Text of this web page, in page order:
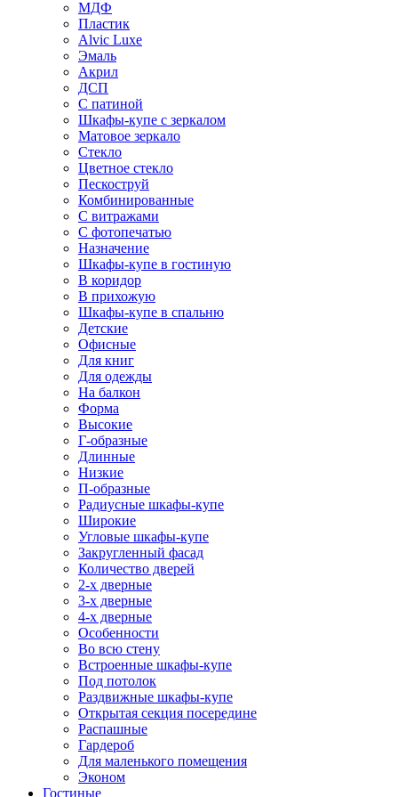
МДФ
Пластик
Alvic Luxe
Эмаль
Акрил
ДСП
С патиной
Шкафы-купе с зеркалом
Матовое зеркало
Стекло
Цветное стекло
Пескоструй
Комбинированные
С витражами
С фотопечатью
Назначение
Шкафы-купе в гостиную
В коридор
В прихожую
Шкафы-купе в спальню
Детские
Офисные
Для книг
Для одежды
На балкон
Форма
Высокие
Г-образные
Длинные
Низкие
П-образные
Радиусные шкафы-купе
Широкие
Угловые шкафы-купе
Закругленный фасад
Количество дверей
2-х дверные
3-х дверные
4-х дверные
Особенности
Во всю стену
Встроенные шкафы-купе
Под потолок
Раздвижные шкафы-купе
Открытая секция посередине
Распашные
Гардероб
Для маленького помещения
Эконом
Гостиные